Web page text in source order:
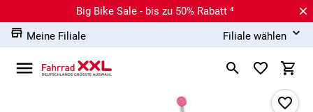
Big Bike Sale - bis zu 50% Rabatt ⁴
Meine Filiale
Filiale wählen